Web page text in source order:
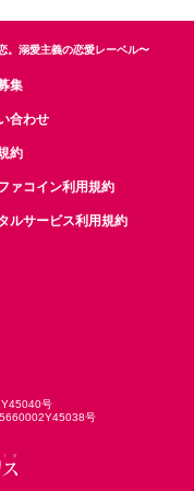
。溺愛主義の恋愛レーベル〜
集
合わせ
約
ァコイン利用規約
ルサービス利用規約
号
号